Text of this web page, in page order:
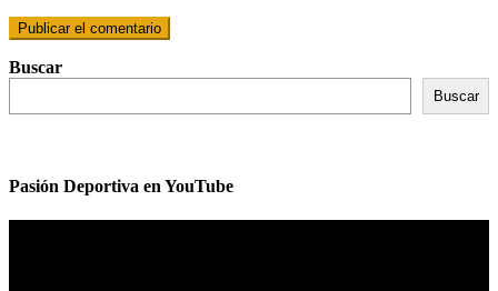
Buscar
Buscar
Pasión Deportiva en YouTube